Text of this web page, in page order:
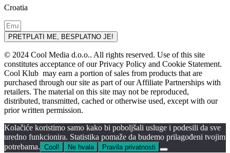
Croatia
PRETPLATI ME, BESPLATNO JE!
© 2024 Cool Media d.o.o.. All rights reserved. Use of this site
constitutes acceptance of our Privacy Policy and Cookie Statement.
Cool Klub may earn a portion of sales from products that are
purchased through our site as part of our Affiliate Partnerships with
retailers. The material on this site may not be reproduced,
distributed, transmitted, cached or otherwise used, except with our
prior written permission.
Kolačiće koristimo samo kako bi poboljšali usluge i podesili da sve
uredno funkcionira. Statistika pomaže da budemo prilagođeni tvojim
potrebama. Cool! Ne hvala Pravila privatnosti